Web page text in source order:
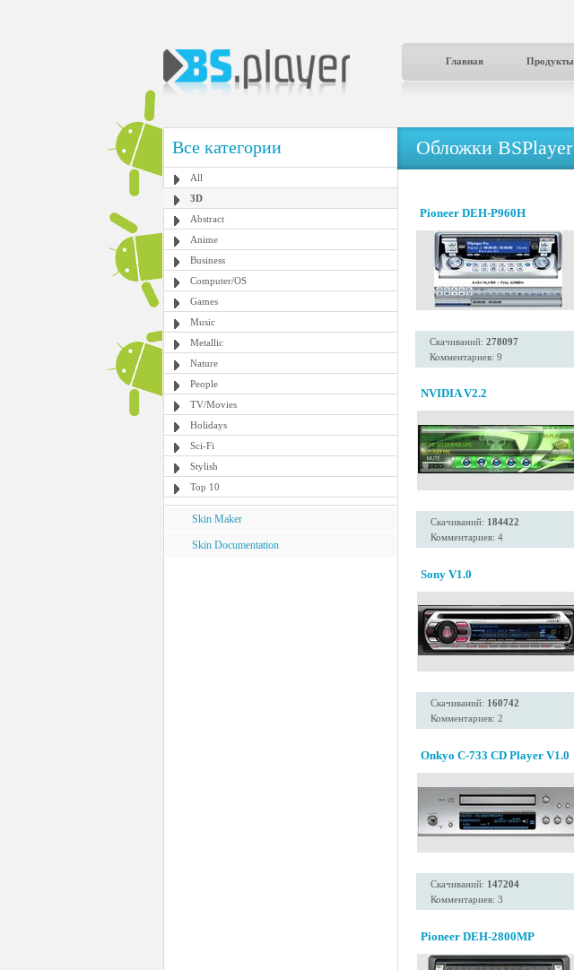
Главная Продукты
Все категории
All
3D
Abstract
Anime
Business
Computer/OS
Games
Music
Metallic
Nature
People
TV/Movies
Holidays
Sci-Fi
Stylish
Top 10
Skin Maker
Skin Documentation
Обложки BSPlayer
Pioneer DEH-P960H
Скачиваний: 278097
Комментариев: 9
NVIDIA V2.2
Скачиваний: 184422
Комментариев: 4
Sony V1.0
Скачиваний: 160742
Комментариев: 2
Onkyo C-733 CD Player V1.0
Скачиваний: 147204
Комментариев: 3
Pioneer DEH-2800MP